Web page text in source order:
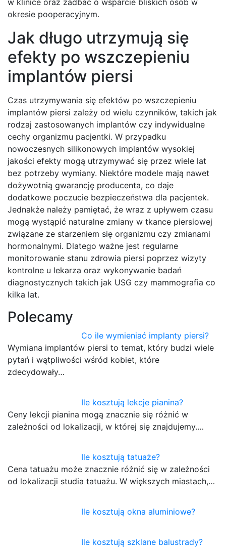
okresie pooperacyjnym.
Jak długo utrzymują się
efekty po wszczepieniu
implantów piersi
Czas utrzymywania się efektów po wszczepieniu
implantów piersi zależy od wielu czynników, takich jak
rodzaj zastosowanych implantów czy indywidualne
cechy organizmu pacjentki. W przypadku
nowoczesnych silikonowych implantów wysokiej
jakości efekty mogą utrzymywać się przez wiele lat
bez potrzeby wymiany. Niektóre modele mają nawet
dożywotnią gwarancję producenta, co daje
dodatkowe poczucie bezpieczeństwa dla pacjentek.
Jednakże należy pamiętać, że wraz z upływem czasu
mogą wystąpić naturalne zmiany w tkance piersiowej
związane ze starzeniem się organizmu czy zmianami
hormonalnymi. Dlatego ważne jest regularne
monitorowanie stanu zdrowia piersi poprzez wizyty
kontrolne u lekarza oraz wykonywanie badań
diagnostycznych takich jak USG czy mammografia co
kilka lat.
Polecamy
Co ile wymieniać implanty piersi?
Wymiana implantów piersi to temat, który budzi wiele
pytań i wątpliwości wśród kobiet, które
zdecydowały…
Ile kosztują lekcje pianina?
Ceny lekcji pianina mogą znacznie się różnić w
zależności od lokalizacji, w której się znajdujemy.…
Ile kosztują tatuaże?
Cena tatuażu może znacznie różnić się w zależności
od lokalizacji studia tatuażu. W większych miastach,…
Ile kosztują okna aluminiowe?
Ile kosztują szklane balustrady?